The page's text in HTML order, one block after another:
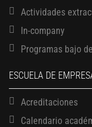
Actividades
In-company
Programas bajo
ESCUELA DE
Acreditaciones
Calendario